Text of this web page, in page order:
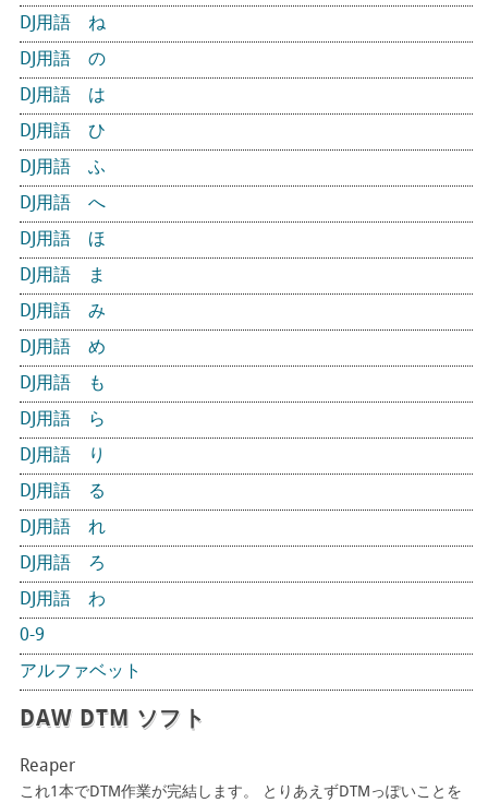
DJ用語 ね
DJ用語 の
DJ用語 は
DJ用語 ひ
DJ用語 ふ
DJ用語 へ
DJ用語 ほ
DJ用語 ま
DJ用語 み
DJ用語 め
DJ用語 も
DJ用語 ら
DJ用語 り
DJ用語 る
DJ用語 れ
DJ用語 ろ
DJ用語 わ
0-9
アルファベット
DAW DTM ソフト
Reaper
これ1本でDTM作業が完結します。 とりあえずDTMっぽいことを